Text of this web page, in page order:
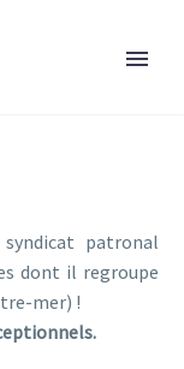
patronal
dont il regroupe
mer) !